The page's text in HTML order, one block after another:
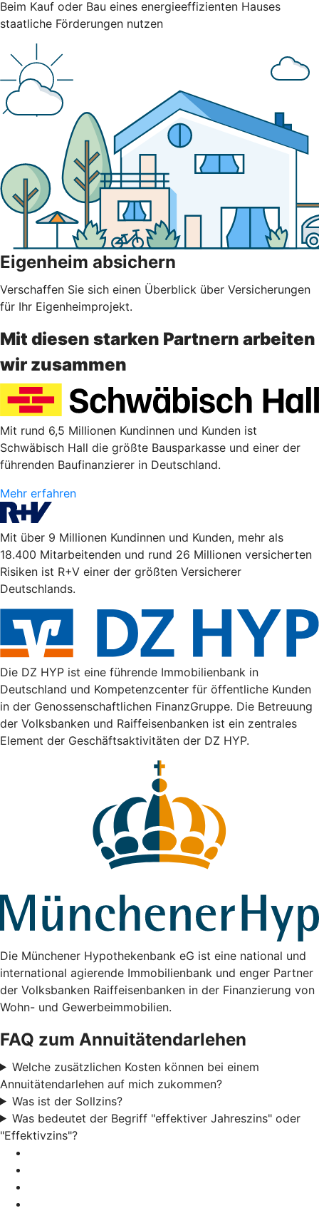
Beim Kauf oder Bau eines energieeffizienten Hauses
staatliche Förderungen nutzen
Eigenheim absichern
Verschaffen Sie sich einen Überblick über Versicherungen
für Ihr Eigenheimprojekt.
Mit diesen starken Partnern arbeiten
wir zusammen
Mit rund 6,5 Millionen Kundinnen und Kunden ist
Schwäbisch Hall die größte Bausparkasse und einer der
führenden Baufinanzierer in Deutschland.
Mehr erfahren
Mit über 9 Millionen Kundinnen und Kunden, mehr als
18.400 Mitarbeitenden und rund 26 Millionen versicherten
Risiken ist R+V einer der größten Versicherer
Deutschlands.
Die DZ HYP ist eine führende Immobilienbank in
Deutschland und Kompetenzcenter für öffentliche Kunden
in der Genossenschaftlichen FinanzGruppe. Die Betreuung
der Volksbanken und Raiffeisenbanken ist ein zentrales
Element der Geschäftsaktivitäten der DZ HYP.
Die Münchener Hypothekenbank eG ist eine national und
international agierende Immobilienbank und enger Partner
der Volksbanken Raiffeisenbanken in der Finanzierung von
Wohn- und Gewerbeimmobilien.
FAQ zum Annuitätendarlehen
Welche zusätzlichen Kosten können bei einem
Annuitätendarlehen auf mich zukommen?
Was ist der Sollzins?
Was bedeutet der Begriff "effektiver Jahreszins" oder
"Effektivzins"?